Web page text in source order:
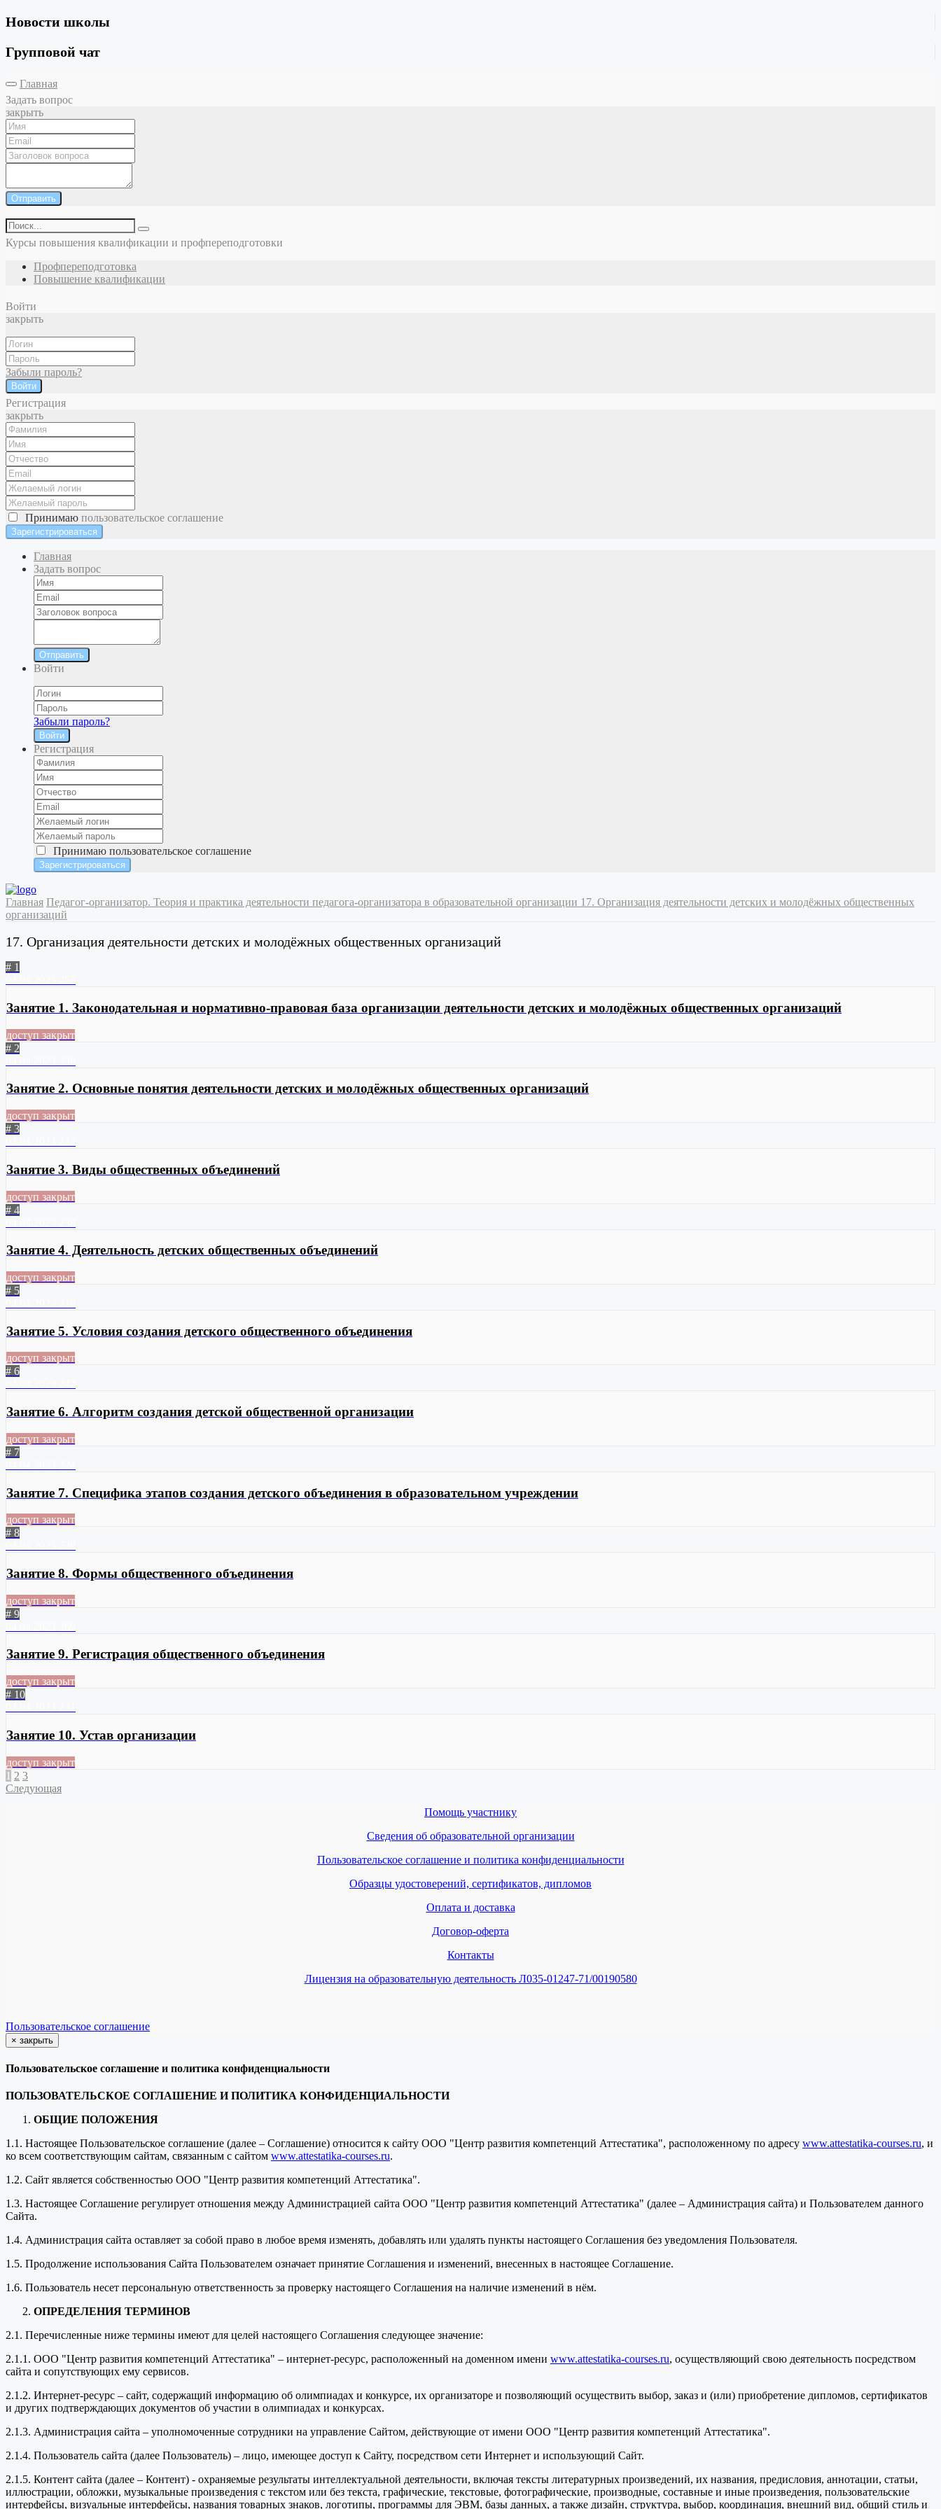
Новости школы
Групповой чат
Главная
Задать вопрос
закрыть
Отправить
Курсы повышения квалификации и профпереподготовки
Профпереподготовка
Повышение квалификации
Войти
закрыть
Забыли пароль?
Войти
Регистрация
закрыть
Принимаю пользовательское соглашение
Главная
Задать вопрос
Отправить
Войти
Забыли пароль?
Войти
Регистрация
Принимаю пользовательское соглашение
Главная Педагог-организатор. Теория и практика деятельности педагога-организатора в образовательной организации 17. Организация деятельности детских и молодёжных общественных
организаций
17. Организация деятельности детских и молодёжных общественных организаций
# 1
Занятие 1. Законодательная и нормативно-правовая база организации деятельности детских и молодёжных общественных организаций
доступ закрыт
# 2
Занятие 2. Основные понятия деятельности детских и молодёжных общественных организаций
доступ закрыт
# 3
Занятие 3. Виды общественных объединений
доступ закрыт
# 4
Занятие 4. Деятельность детских общественных объединений
доступ закрыт
# 5
Занятие 5. Условия создания детского общественного объединения
доступ закрыт
# 6
Занятие 6. Алгоритм создания детской общественной организации
доступ закрыт
# 7
Занятие 7. Специфика этапов создания детского объединения в образовательном учреждении
доступ закрыт
# 8
Занятие 8. Формы общественного объединения
доступ закрыт
# 9
Занятие 9. Регистрация общественного объединения
доступ закрыт
# 10
Занятие 10. Устав организации
доступ закрыт
1 2 3
Следующая
Помощь участнику
Сведения об образовательной организации
Пользовательское соглашение и политика конфиденциальности
Образцы удостоверений, сертификатов, дипломов
Оплата и доставка
Договор-оферта
Контакты
Лицензия на образовательную деятельность Л035-01247-71/00190580
Пользовательское соглашение
× закрыть
Пользовательское соглашение и политика конфиденциальности
ПОЛЬЗОВАТЕЛЬСКОЕ СОГЛАШЕНИЕ И ПОЛИТИКА КОНФИДЕНЦИАЛЬНОСТИ
ОБЩИЕ ПОЛОЖЕНИЯ
1.1. Настоящее Пользовательское соглашение (далее – Соглашение) относится к сайту ООО "Центр развития компетенций Аттестатика", расположенному по адресу www.attestatika-courses.ru, и
ко всем соответствующим сайтам, связанным с сайтом www.attestatika-courses.ru.
1.2. Сайт является собственностью ООО "Центр развития компетенций Аттестатика".
1.3. Настоящее Соглашение регулирует отношения между Администрацией сайта ООО "Центр развития компетенций Аттестатика" (далее – Администрация сайта) и Пользователем данного
Сайта.
1.4. Администрация сайта оставляет за собой право в любое время изменять, добавлять или удалять пункты настоящего Соглашения без уведомления Пользователя.
1.5. Продолжение использования Сайта Пользователем означает принятие Соглашения и изменений, внесенных в настоящее Соглашение.
1.6. Пользователь несет персональную ответственность за проверку настоящего Соглашения на наличие изменений в нём.
ОПРЕДЕЛЕНИЯ ТЕРМИНОВ
2.1. Перечисленные ниже термины имеют для целей настоящего Соглашения следующее значение:
2.1.1. ООО "Центр развития компетенций Аттестатика" – интернет-ресурс, расположенный на доменном имени www.attestatika-courses.ru, осуществляющий свою деятельность посредством
сайта и сопутствующих ему сервисов.
2.1.2. Интернет-ресурс – сайт, содержащий информацию об олимпиадах и конкурсе, их организаторе и позволяющий осуществить выбор, заказ и (или) приобретение дипломов, сертификатов
и других подтверждающих документов об участии в олимпиадах и конкурсах.
2.1.3. Администрация сайта – уполномоченные сотрудники на управление Сайтом, действующие от имени ООО "Центр развития компетенций Аттестатика".
2.1.4. Пользователь сайта (далее Пользователь) – лицо, имеющее доступ к Сайту, посредством сети Интернет и использующий Сайт.
2.1.5. Контент сайта (далее – Контент) - охраняемые результаты интеллектуальной деятельности, включая тексты литературных произведений, их названия, предисловия, аннотации, статьи,
иллюстрации, обложки, музыкальные произведения с текстом или без текста, графические, текстовые, фотографические, производные, составные и иные произведения, пользовательские
интерфейсы, визуальные интерфейсы, названия товарных знаков, логотипы, программы для ЭВМ, базы данных, а также дизайн, структура, выбор, координация, внешний вид, общий стиль и